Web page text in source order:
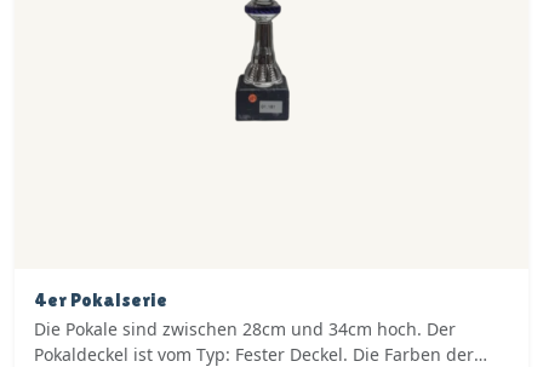
4er Pokalserie
Die Pokale sind zwischen 28cm und 34cm hoch. Der
Pokaldeckel ist vom Typ: Fester Deckel. Die Farben der